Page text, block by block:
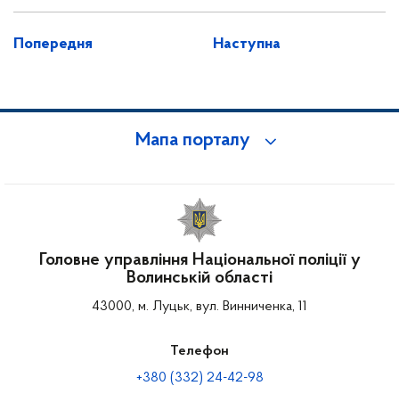
Попередня Наступна
Мапа порталу
Головне управління Національної поліції у
Волинській області
43000, м. Луцьк, вул. Винниченка, 11
Телефон
+380 (332) 24-42-98